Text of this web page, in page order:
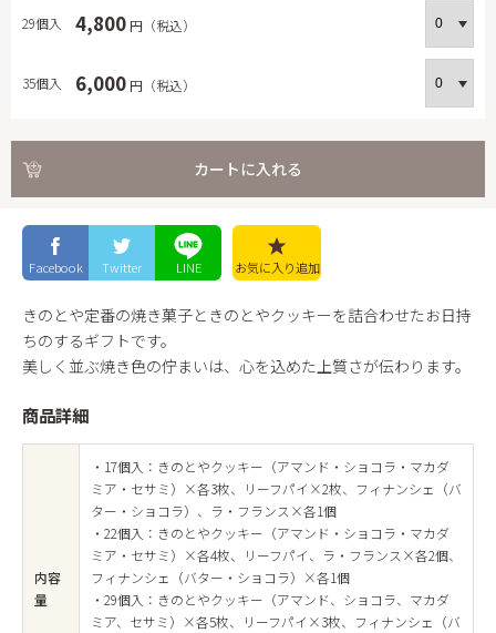
29個入 4,800円（税込）
35個入 6,000円（税込）
カートに入れる
Facebook Twitter LINE お気に入り追加
きのとや定番の焼き菓子ときのとやクッキーを詰合わせたお日持
ちのするギフトです。
美しく並ぶ焼き色の佇まいは、心を込めた上質さが伝わります。
商品詳細
内容
量
・17個入：きのとやクッキー（アマンド・ショコラ・マカダ
ミア・セサミ）×各3枚、リーフパイ×2枚、フィナンシェ（バ
ター・ショコラ）、ラ・フランス×各1個
・22個入：きのとやクッキー（アマンド・ショコラ・マカダ
ミア・セサミ）×各4枚、リーフパイ、ラ・フランス×各2個、
フィナンシェ（バター・ショコラ）×各1個
・29個入：きのとやクッキー（アマンド、ショコラ、マカダ
ミア、セサミ）×各5枚、リーフパイ×3枚、フィナンシェ（バ